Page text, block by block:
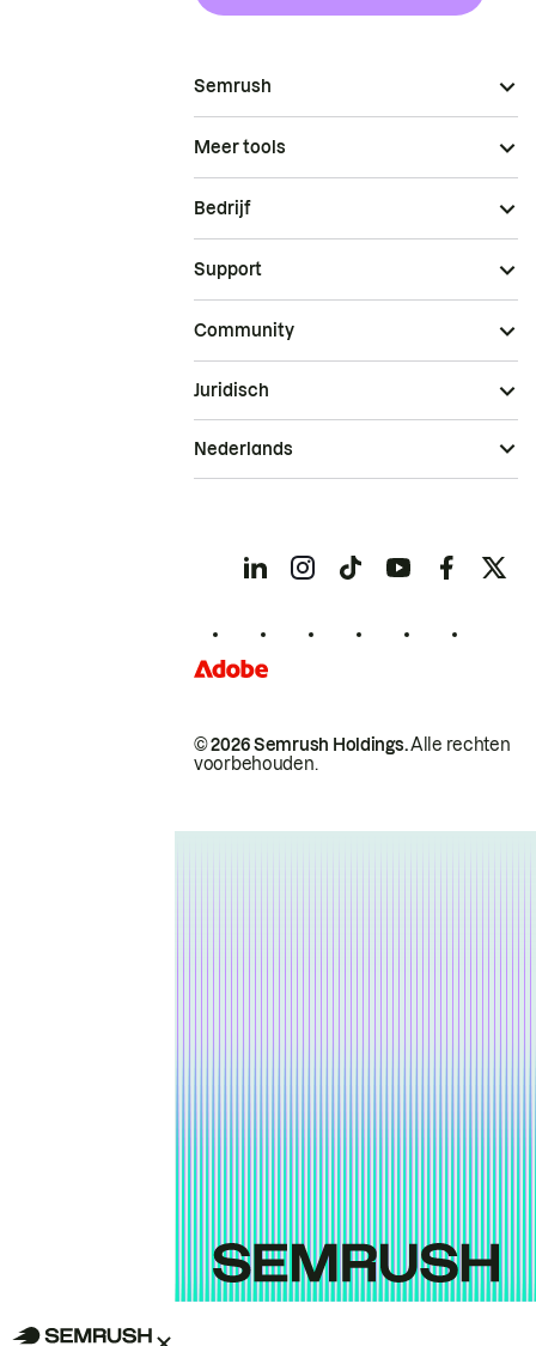
Semrush
Meer tools
Bedrijf
Support
Community
© 2026 Semrush Holdings.Alle rechten
voorbehouden.
Juridisch
Nederlands